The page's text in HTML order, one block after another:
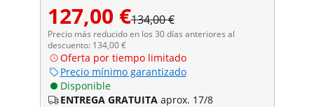
127,00 €134,00 €
Precio más reducido en los 30 días anteriores al
descuento: 134,00 €
Oferta por tiempo limitado
Precio mínimo garantizado
Disponible
ENTREGA GRATUITA aprox. 17/8